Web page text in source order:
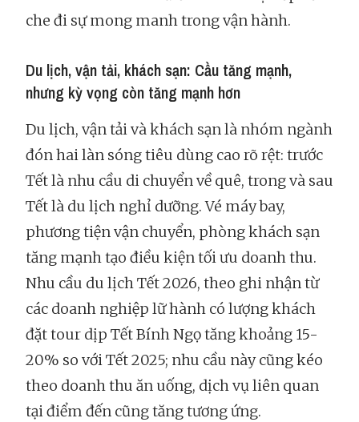
che đi sự mong manh trong vận hành.
Du lịch, vận tải, khách sạn: Cầu tăng mạnh,
nhưng kỳ vọng còn tăng mạnh hơn
Du lịch, vận tải và khách sạn là nhóm ngành
đón hai làn sóng tiêu dùng cao rõ rệt: trước
Tết là nhu cầu di chuyển về quê, trong và sau
Tết là du lịch nghỉ dưỡng. Vé máy bay,
phương tiện vận chuyển, phòng khách sạn
tăng mạnh tạo điều kiện tối ưu doanh thu.
Nhu cầu du lịch Tết 2026, theo ghi nhận từ
các doanh nghiệp lữ hành có lượng khách
đặt tour dịp Tết Bính Ngọ tăng khoảng 15-
20% so với Tết 2025; nhu cầu này cũng kéo
theo doanh thu ăn uống, dịch vụ liên quan
tại điểm đến cũng tăng tương ứng.